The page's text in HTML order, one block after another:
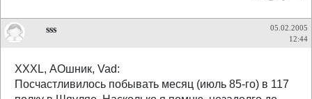
sss
05.02.2005
12:44
XXXL, АОшник, Vad:
Посчастливилось побывать месяц (июль 85-го) в 117